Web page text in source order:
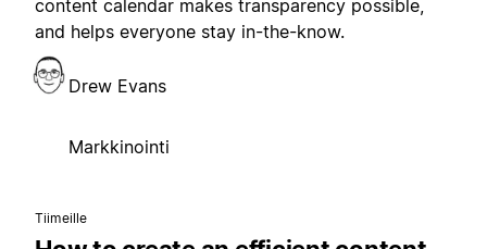
content calendar makes transparency possible,
and helps everyone stay in-the-know.
Drew Evans
Markkinointi
Tiimeille